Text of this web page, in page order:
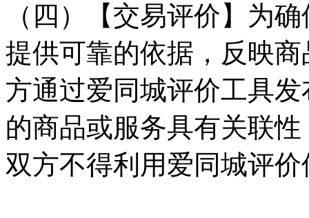
（四）【交易评价】为
提供可靠的依据，反映
方通过爱同城评价工具
的商品或服务具有关联
双方不得利用爱同城评